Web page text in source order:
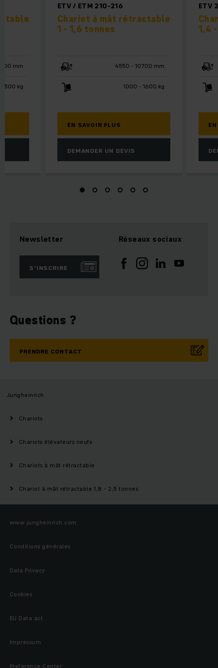
ETV / ETM 210-216
Chariot à mât rétractable
1 - 1,6 tonnes
4550 - 10700 mm
1000 - 1600 kg
EN SAVOIR PLUS
DEMANDER UN DEVIS
ETV
1,4
mm
kg
Newsletter
S’INSCRIRE
Réseaux sociaux
Questions ?
PRENDRE CONTACT
Jungheinrich
Chariots
Chariots élévateurs neufs
Chariots à mât rétractable
Chariot à mât rétractable 1,8 - 2,5 tonnes
www.jungheinrich.com
Conditions générales
Data Privacy
Cookies
EU Data act
Impressum
Preference Center